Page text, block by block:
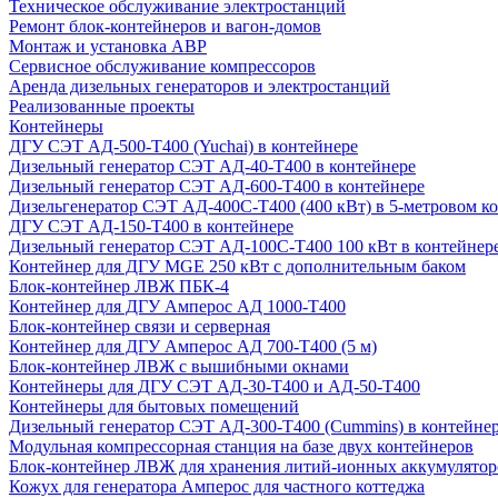
Техническое обслуживание электростанций
Ремонт блок-контейнеров и вагон-домов
Монтаж и установка АВР
Сервисное обслуживание компрессоров
Аренда дизельных генераторов и электростанций
Реализованные проекты
Контейнеры
ДГУ СЭТ АД-500-Т400 (Yuchai) в контейнере
Дизельный генератор СЭТ АД-40-Т400 в контейнере
Дизельный генератор СЭТ АД-600-Т400 в контейнере
Дизельгенератор СЭТ АД-400С-Т400 (400 кВт) в 5-метровом
ДГУ СЭТ АД-150-Т400 в контейнере
Дизельный генератор СЭТ АД-100С-Т400 100 кВт в
Контейнер для ДГУ MGE 250 кВт с дополнительным баком
Блок-контейнер ЛВЖ ПБК-4
Контейнер для ДГУ Амперос АД 1000-Т400
Блок-контейнер связи и серверная
Контейнер для ДГУ Амперос АД 700-Т400 (5 м)
Блок-контейнер ЛВЖ с вышибными окнами
Контейнеры для ДГУ СЭТ АД-30-Т400 и АД-50-Т400
Контейнеры для бытовых помещений
Дизельный генератор СЭТ АД-300-Т400 (Cummins) в
Модульная компрессорная станция на базе двух контейнеров
Блок-контейнер ЛВЖ для хранения литий-ионных
Кожух для генератора Амперос для частного коттеджа